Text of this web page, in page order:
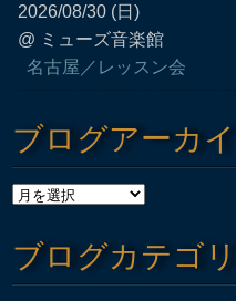
2026/08/30 (日)
@ ミューズ音楽館
名古屋／レッスン会
ブログアーカ
ブログカテゴ